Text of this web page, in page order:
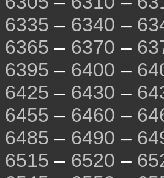
6335 – 6340 –
6365 – 6370 –
6395 – 6400 –
6425 – 6430 –
6455 – 6460 –
6485 – 6490 –
6515 – 6520 –